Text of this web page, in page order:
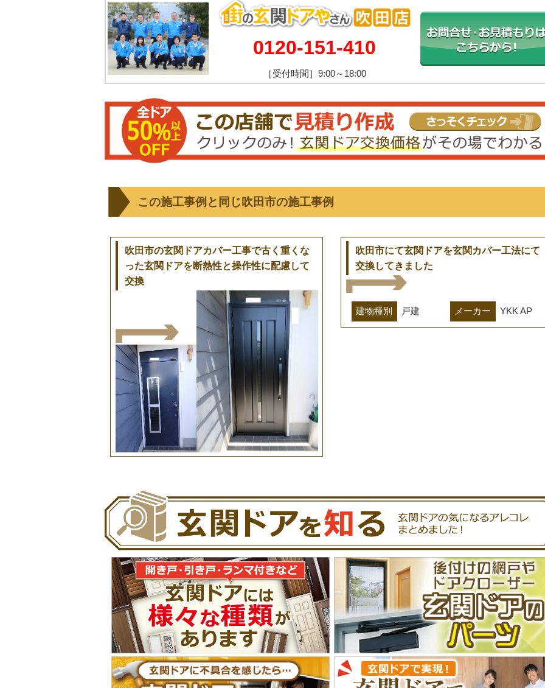
0120-151-410
［受付時間］9:00～18:00
この施工事例と同じ吹田市の施工事例
吹田市の玄関ドアカバー工事で古く重くな
った玄関ドアを断熱性と操作性に配慮して
交換
吹田市にて玄関ドアを玄関カバー工法にて
交換してきました
建物種別 戸建 メーカー YKK AP